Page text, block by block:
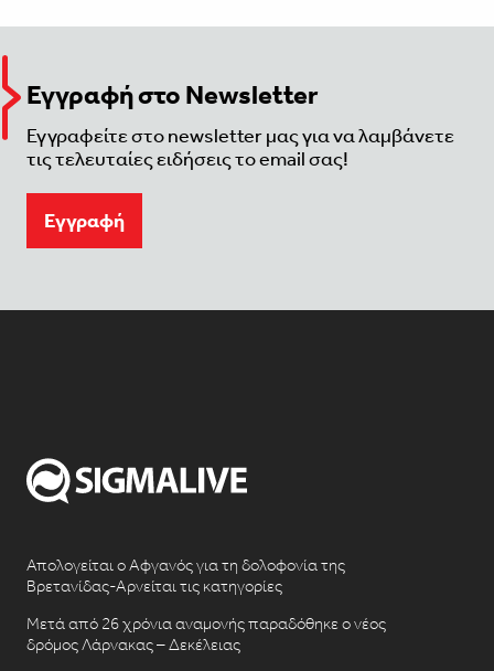
Εγγραφή στο Newsletter
Εγγραφείτε στο newsletter μας για να λαμβάνετε
τις τελευταίες ειδήσεις το email σας!
Eγγραφή
Απολογείται ο Αφγανός για τη δολοφονία της
Βρετανίδας-Αρνείται τις κατηγορίες
Μετά από 26 χρόνια αναμονής παραδόθηκε ο νέος
δρόμος Λάρνακας – Δεκέλειας